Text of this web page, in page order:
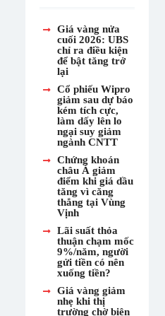
Giá vàng nửa
cuối 2026: UBS
chỉ ra điều kiện
để bật tăng trở
lại
Cổ phiếu Wipro
giảm sau dự báo
kém tích cực,
làm dấy lên lo
ngại suy giảm
ngành CNTT
Chứng khoán
châu Á giảm
điểm khi giá dầu
tăng vì căng
thẳng tại Vùng
Vịnh
Lãi suất thỏa
thuận chạm mốc
9%/năm, người
gửi tiền có nên
xuống tiền?
Giá vàng giảm
nhẹ khi thị
trường chờ biên